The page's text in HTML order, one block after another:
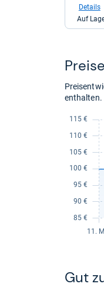
für
Details
Auf
enthalten.
Gut